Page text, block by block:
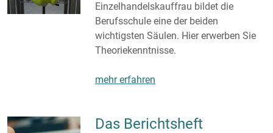
Einzelhandelskauffrau bildet die
Berufsschule eine der beiden
wichtigsten Säulen. Hier erwerben Sie
Theoriekenntnisse.
mehr erfahren
Das Berichtsheft